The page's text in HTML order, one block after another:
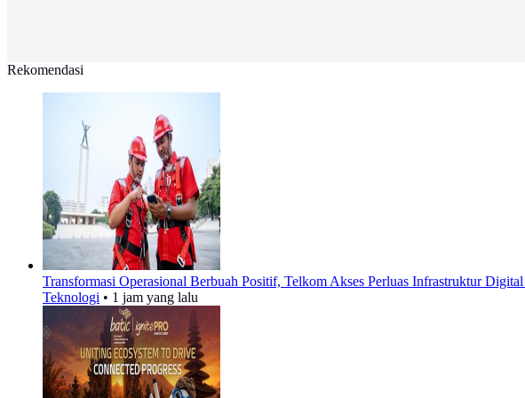
Rekomendasi
Transformasi Operasional Berbuah Positif, Telkom Akses Perluas Infrastruktur
Teknologi • 1 jam yang lalu